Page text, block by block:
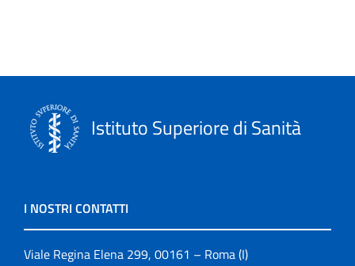
Istituto Superiore di Sanità
I NOSTRI CONTATTI
Viale Regina Elena 299, 00161 – Roma (I)